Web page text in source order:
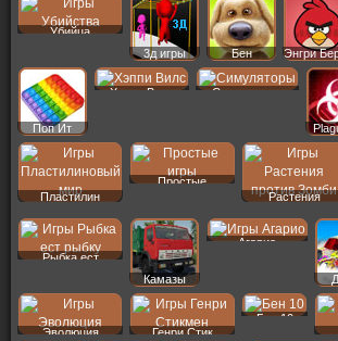
Убийца
3д игры
Бен Энгри
Поп Ит
Хэппи Вилс Симуляторы
Пластилин
Простые
Растения
Рыбка ест
Камазы
Агарио
Эволюция Генри Стик
Бен 10